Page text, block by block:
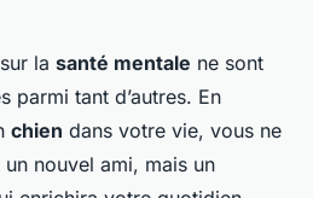
la santé mentale ne sont
parmi tant d’autres. En
chien dans votre vie, vous ne
nouvel ami, mais un